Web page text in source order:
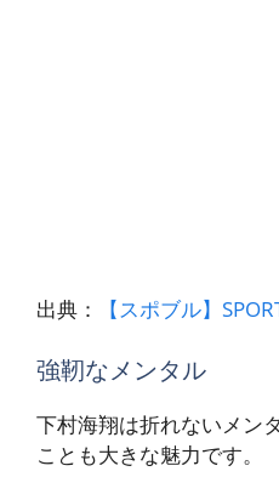
出典： 【スポブル】
強靭なメンタル
下村海翔は折れないメン
ことも大きな魅力です。